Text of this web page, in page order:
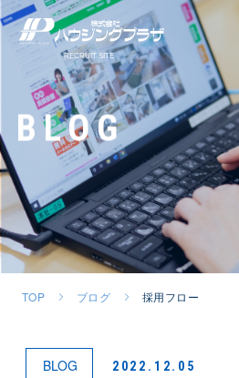
BLOG
TOP ブログ 採用フロー
BLOG 2022.12.05